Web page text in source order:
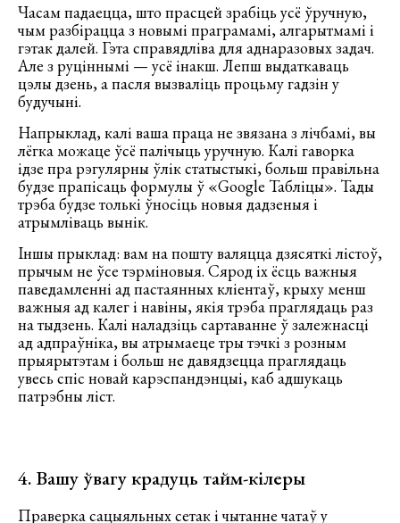
Часам падаецца, што прасцей зрабіць усё ўручную,
чым разбірацца з новымі праграмамі, алгарытмамі і
гэтак далей. Гэта справядліва для аднаразовых задач.
Але з руціннымі — усё інакш. Лепш выдаткаваць
цэлы дзень, а пасля вызваліць процьму гадзін у
будучыні.
Напрыклад, калі ваша праца не звязана з лічбамі, вы
лёгка можаце ўсё палічыць уручную. Калі гаворка
ідзе пра рэгулярны ўлік статыстыкі, больш правільна
будзе прапісаць формулы ў «Google Табліцы». Тады
трэба будзе толькі ўносіць новыя дадзеныя і
атрымліваць вынік.
Іншы прыклад: вам на пошту валяцца дзясяткі лістоў,
прычым не ўсе тэрміновыя. Сярод іх ёсць важныя
паведамленні ад пастаянных кліентаў, крыху менш
важныя ад калег і навіны, якія трэба праглядаць раз
на тыдзень. Калі наладзіць сартаванне ў залежнасці
ад адпраўніка, вы атрымаеце тры тэчкі з розным
прыярытэтам і больш не давядзецца праглядаць
увесь спіс новай карэспандэнцыі, каб адшукаць
патрэбны ліст.
4. Вашу ўвагу крадуць тайм-кілеры
Праверка сацыяльных сетак і чытанне чатаў у